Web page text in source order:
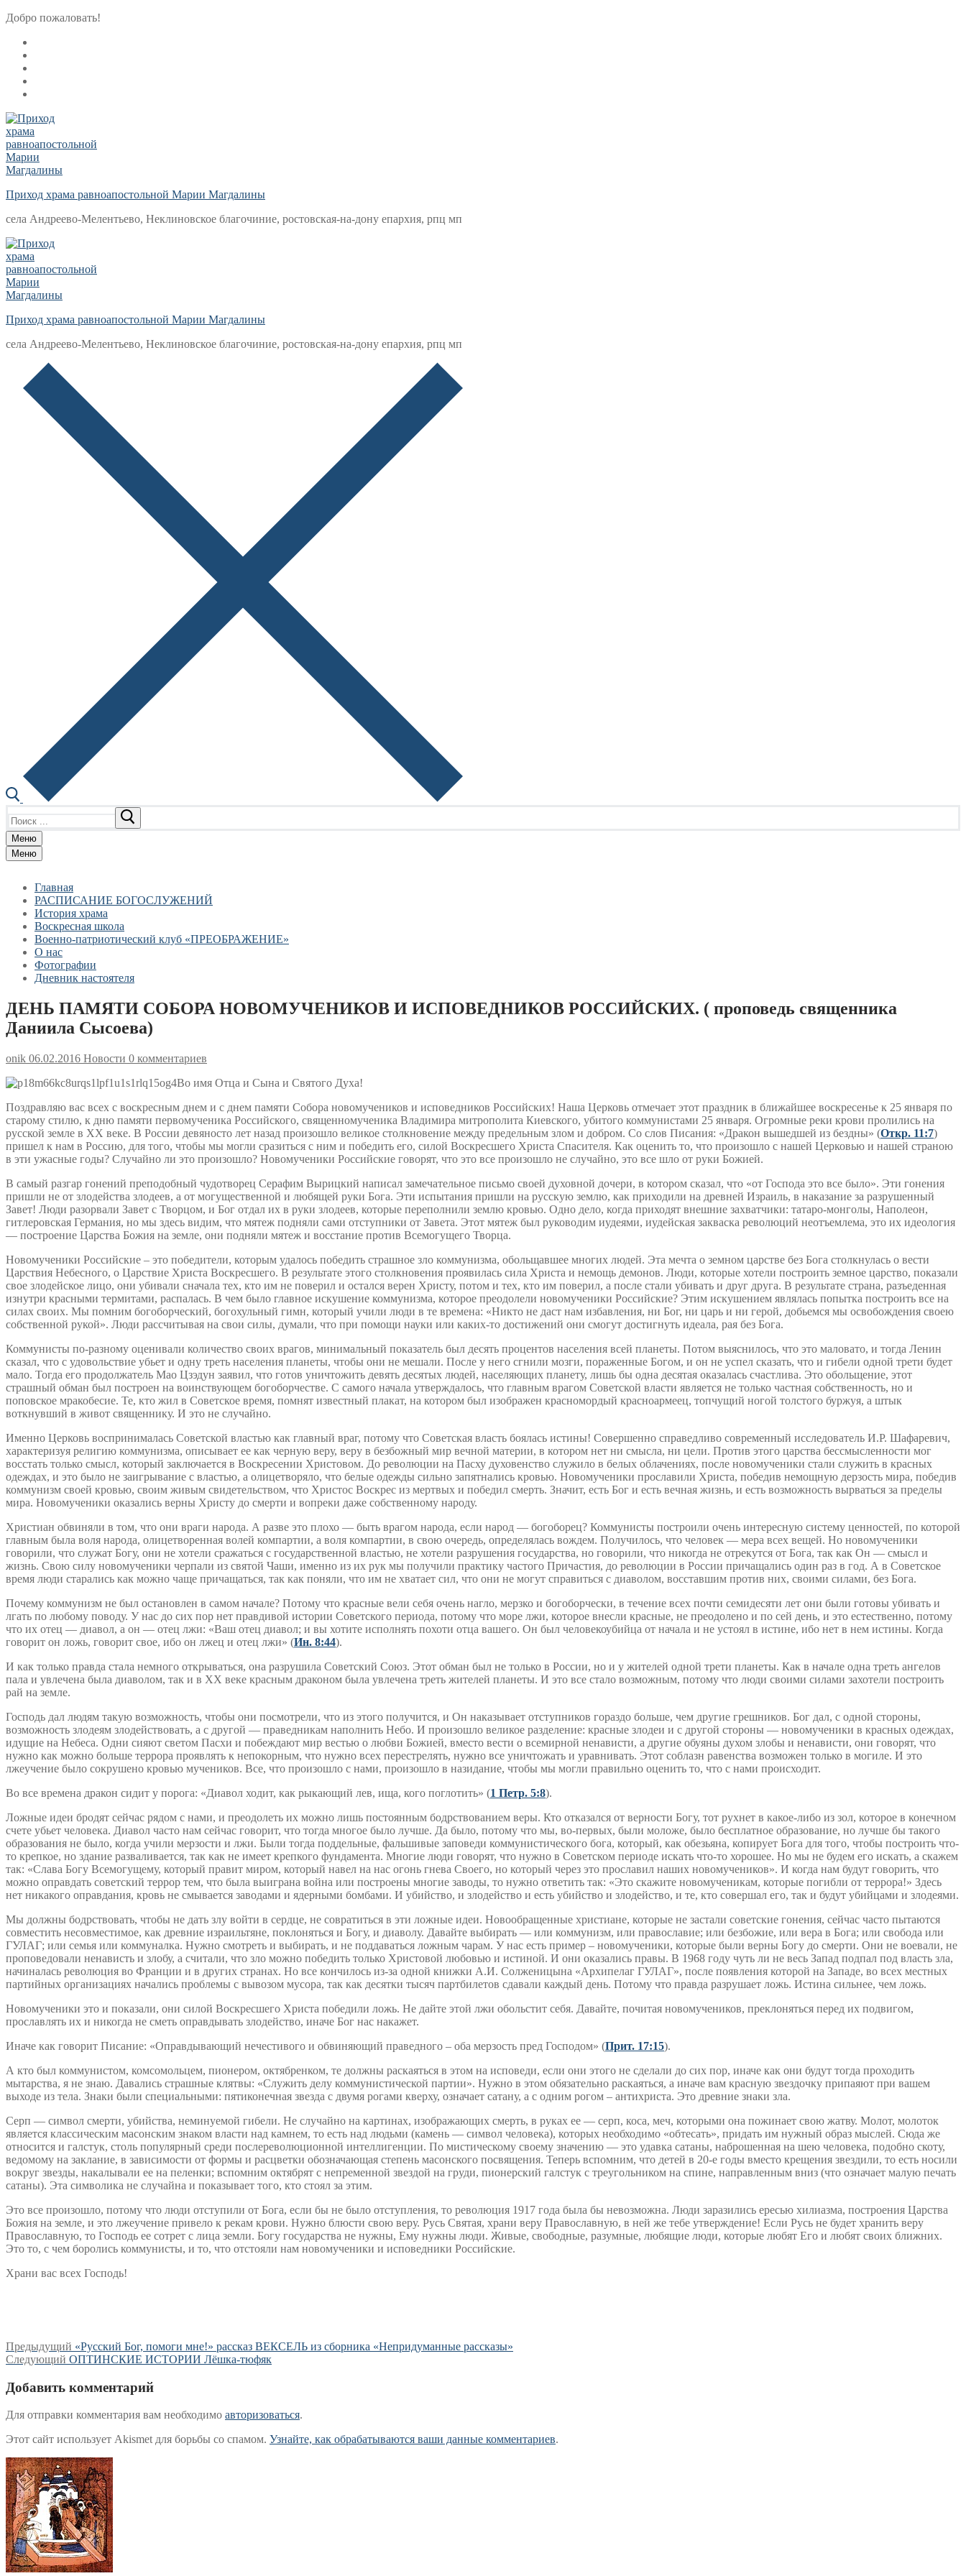
Перейти
содержимому
Меню
Закрыть
Добро пожаловать!
Приход храма равноапостольной Марии Магдалины
села Андреево-Мелентьево, Неклиновское благочиние, ростовская-на-дону епархия, рпц мп
Приход храма равноапостольной Марии Магдалины
села Андреево-Мелентьево, Неклиновское благочиние, ростовская-на-дону епархия, рпц мп
Меню
Меню
Главная
РАСПИСАНИЕ БОГОСЛУЖЕНИЙ
История храма
Воскресная школа
Военно-патриотический клуб «ПРЕОБРАЖЕНИЕ»
О нас
Фотографии
Дневник настоятеля
ДЕНЬ ПАМЯТИ СОБОРА НОВОМУЧЕНИКОВ И ИСПОВЕДНИКОВ РОССИЙСКИХ. ( проповедь священника
Даниила Сысоева)
onik 06.02.2016 Новости 0 комментариев
Во имя Отца и Сына и Святого Духа!
Поздравляю вас всех с воскресным днем и с днем памяти Собора новомучеников и исповедников Российских! Наша Церковь отмечает этот праздник в ближайшее воскресенье к 25 января по
старому стилю, к дню памяти первомученика Российского, священномученика Владимира митрополита Киевского, убитого коммунистами 25 января. Огромные реки крови пролились на
русской земле в XX веке. В России девяносто лет назад произошло великое столкновение между предельным злом и добром. Со слов Писания: «Дракон вышедшей из бездны» (Откр. 11:7)
пришел к нам в Россию, для того, чтобы мы могли сразиться с ним и победить его, силой Воскресшего Христа Спасителя. Как оценить то, что произошло с нашей Церковью и нашей страною
в эти ужасные годы? Случайно ли это произошло? Новомученики Российские говорят, что это все произошло не случайно, это все шло от руки Божией.
В самый разгар гонений преподобный чудотворец Серафим Вырицкий написал замечательное письмо своей духовной дочери, в котором сказал, что «от Господа это все было». Эти гонения
пришли не от злодейства злодеев, а от могущественной и любящей руки Бога. Эти испытания пришли на русскую землю, как приходили на древней Израиль, в наказание за разрушенный
Завет! Люди разорвали Завет с Творцом, и Бог отдал их в руки злодеев, которые переполнили землю кровью. Одно дело, когда приходят внешние захватчики: татаро-монголы, Наполеон,
гитлеровская Германия, но мы здесь видим, что мятеж подняли сами отступники от Завета. Этот мятеж был руководим иудеями, иудейская закваска революций неотъемлема, это их идеология
— построение Царства Божия на земле, они подняли мятеж и восстание против Всемогущего Творца.
Новомученики Российские – это победители, которым удалось победить страшное зло коммунизма, обольщавшее многих людей. Эта мечта о земном царстве без Бога столкнулась о вести
Царствия Небесного, о Царствие Христа Воскресшего. В результате этого столкновения проявилась сила Христа и немощь демонов. Люди, которые хотели построить земное царство, показали
свое злодейское лицо, они убивали сначала тех, кто им не поверил и остался верен Христу, потом и тех, кто им поверил, а после стали убивать и друг друга. В результате страна, разъеденная
изнутри красными термитами, распалась. В чем было главное искушение коммунизма, которое преодолели новомученики Российские? Этим искушением являлась попытка построить все на
силах своих. Мы помним богоборческий, богохульный гимн, который учили люди в те времена: «Никто не даст нам избавления, ни Бог, ни царь и ни герой, добьемся мы освобождения своею
собственной рукой». Люди рассчитывая на свои силы, думали, что при помощи науки или каких-то достижений они смогут достигнуть идеала, рая без Бога.
Коммунисты по-разному оценивали количество своих врагов, минимальный показатель был десять процентов населения всей планеты. Потом выяснилось, что это маловато, и тогда Ленин
сказал, что с удовольствие убьет и одну треть населения планеты, чтобы они не мешали. После у него сгнили мозги, пораженные Богом, и он не успел сказать, что и гибели одной трети будет
мало. Тогда его продолжатель Мао Цзэдун заявил, что готов уничтожить девять десятых людей, населяющих планету, лишь бы одна десятая оказалась счастлива. Это обольщение, этот
страшный обман был построен на воинствующем богоборчестве. С самого начала утверждалось, что главным врагом Советской власти является не только частная собственность, но и
поповское мракобесие. Те, кто жил в Советское время, помнят известный плакат, на котором был изображен красномордый красноармеец, топчущий ногой толстого буржуя, а штык
воткнувший в живот священнику. И это не случайно.
Именно Церковь воспринималась Советской властью как главный враг, потому что Советская власть боялась истины! Совершенно справедливо современный исследователь И.Р. Шафаревич,
характеризуя религию коммунизма, описывает ее как черную веру, веру в безбожный мир вечной материи, в котором нет ни смысла, ни цели. Против этого царства бессмысленности мог
восстать только смысл, который заключается в Воскресении Христовом. До революции на Пасху духовенство служило в белых облачениях, после новомученики стали служить в красных
одеждах, и это было не заигрывание с властью, а олицетворяло, что белые одежды сильно запятнались кровью. Новомученики прославили Христа, победив немощную дерзость мира, победив
коммунизм своей кровью, своим живым свидетельством, что Христос Воскрес из мертвых и победил смерть. Значит, есть Бог и есть вечная жизнь, и есть возможность вырваться за пределы
мира. Новомученики оказались верны Христу до смерти и вопреки даже собственному народу.
Христиан обвиняли в том, что они враги народа. А разве это плохо — быть врагом народа, если народ — богоборец? Коммунисты построили очень интересную систему ценностей, по которой
главным была воля народа, олицетворенная волей компартии, а воля компартии, в свою очередь, определялась вождем. Получилось, что человек — мера всех вещей. Но новомученики
говорили, что служат Богу, они не хотели сражаться с государственной властью, не хотели разрушения государства, но говорили, что никогда не отрекутся от Бога, так как Он — смысл и
жизнь. Свою силу новомученики черпали из святой Чаши, именно из их рук мы получили практику частого Причастия, до революции в России причащались один раз в год. А в Советское
время люди старались как можно чаще причащаться, так как поняли, что им не хватает сил, что они не могут справиться с диаволом, восставшим против них, своими силами, без Бога.
Почему коммунизм не был остановлен в самом начале? Потому что красные вели себя очень нагло, мерзко и богоборчески, в течение всех почти семидесяти лет они были готовы убивать и
лгать по любому поводу. У нас до сих пор нет правдивой истории Советского периода, потому что море лжи, которое внесли красные, не преодолено и по сей день, и это естественно, потому
что их отец — диавол, а он — отец лжи: «Ваш отец диавол; и вы хотите исполнять похоти отца вашего. Он был человекоубийца от начала и не устоял в истине, ибо нет в нем истины. Когда
говорит он ложь, говорит свое, ибо он лжец и отец лжи» (Ин. 8:44).
И как только правда стала немного открываться, она разрушила Советский Союз. Этот обман был не только в России, но и у жителей одной трети планеты. Как в начале одна треть ангелов
пала и увлечена была диаволом, так и в XX веке красным драконом была увлечена треть жителей планеты. И это все стало возможным, потому что люди своими силами захотели построить
рай на земле.
Господь дал людям такую возможность, чтобы они посмотрели, что из этого получится, и Он наказывает отступников гораздо больше, чем другие грешников. Бог дал, с одной стороны,
возможность злодеям злодействовать, а с другой — праведникам наполнить Небо. И произошло великое разделение: красные злодеи и с другой стороны — новомученики в красных одеждах,
идущие на Небеса. Одни сияют светом Пасхи и побеждают мир вестью о любви Божией, вместо вести о всемирной ненависти, а другие обуяны духом злобы и ненависти, они говорят, что
нужно как можно больше террора проявлять к непокорным, что нужно всех перестрелять, нужно все уничтожать и уравнивать. Этот соблазн равенства возможен только в могиле. И это
лжеучение было сокрушено кровью мучеников. Все, что произошло с нами, произошло в назидание, чтобы мы могли правильно оценить то, что с нами происходит.
Во все времена дракон сидит у порога: «Диавол ходит, как рыкающий лев, ища, кого поглотить» (1 Петр. 5:8).
Ложные идеи бродят сейчас рядом с нами, и преодолеть их можно лишь постоянным бодрствованием веры. Кто отказался от верности Богу, тот рухнет в какое-либо из зол, которое в конечном
счете убьет человека. Диавол часто нам сейчас говорит, что тогда многое было лучше. Да было, потому что мы, во-первых, были моложе, было бесплатное образование, но лучше бы такого
образования не было, когда учили мерзости и лжи. Были тогда поддельные, фальшивые заповеди коммунистического бога, который, как обезьяна, копирует Бога для того, чтобы построить что-
то крепкое, но здание разваливается, так как не имеет крепкого фундамента. Многие люди говорят, что нужно в Советском периоде искать что-то хорошее. Но мы не будем его искать, а скажем
так: «Слава Богу Всемогущему, который правит миром, который навел на нас огонь гнева Своего, но который через это прославил наших новомучеников». И когда нам будут говорить, что
можно оправдать советский террор тем, что была выиграна война или построены многие заводы, то нужно ответить так: «Это скажите новомученикам, которые погибли от террора!» Здесь
нет никакого оправдания, кровь не смывается заводами и ядерными бомбами. И убийство, и злодейство и есть убийство и злодейство, и те, кто совершал его, так и будут убийцами и злодеями.
Мы должны бодрствовать, чтобы не дать злу войти в сердце, не совратиться в эти ложные идеи. Новообращенные христиане, которые не застали советские гонения, сейчас часто пытаются
совместить несовместимое, как древние израильтяне, поклоняться и Богу, и диаволу. Давайте выбирать — или коммунизм, или православие; или безбожие, или вера в Бога; или свобода или
ГУЛАГ; или семья или коммуналка. Нужно смотреть и выбирать, и не поддаваться ложным чарам. У нас есть пример – новомученики, которые были верны Богу до смерти. Они не воевали, не
проповедовали ненависть и злобу, а считали, что зло можно победить только Христовой любовью и истиной. И они оказались правы. В 1968 году чуть ли не весь Запад подпал под власть зла,
начиналась революция во Франции и в других странах. Но все кончилось из-за одной книжки А.И. Солженицына «Архипелаг ГУЛАГ», после появления которой на Западе, во всех местных
партийных организациях начались проблемы с вывозом мусора, так как десятки тысяч партбилетов сдавали каждый день. Потому что правда разрушает ложь. Истина сильнее, чем ложь.
Новомученики это и показали, они силой Воскресшего Христа победили ложь. Не дайте этой лжи обольстит себя. Давайте, почитая новомучеников, преклоняться перед их подвигом,
прославлять их и никогда не сметь оправдывать злодейство, иначе Бог нас накажет.
Иначе как говорит Писание: «Оправдывающий нечестивого и обвиняющий праведного – оба мерзость пред Господом» (Прит. 17:15).
А кто был коммунистом, комсомольцем, пионером, октябренком, те должны раскаяться в этом на исповеди, если они этого не сделали до сих пор, иначе как они будут тогда проходить
мытарства, я не знаю. Давались страшные клятвы: «Служить делу коммунистической партии». Нужно в этом обязательно раскаяться, а иначе вам красную звездочку припаяют при вашем
выходе из тела. Знаки были специальными: пятиконечная звезда с двумя рогами кверху, означает сатану, а с одним рогом – антихриста. Это древние знаки зла.
Серп — символ смерти, убийства, неминуемой гибели. Не случайно на картинах, изображающих смерть, в руках ее — серп, коса, меч, которыми она пожинает свою жатву. Молот, молоток
является классическим масонским знаком власти над камнем, то есть над людьми (камень — символ человека), которых необходимо «обтесать», придать им нужный образ мыслей. Сюда же
относится и галстук, столь популярный среди послереволюционной интеллигенции. По мистическому своему значению — это удавка сатаны, наброшенная на шею человека, подобно скоту,
ведомому на заклание, в зависимости от формы и расцветки обозначающая степень масонского посвящения. Теперь вспомним, что детей в 20-е годы вместо крещения звездили, то есть носили
вокруг звезды, накалывали ее на пеленки; вспомним октябрят с непременной звездой на груди, пионерский галстук с треугольником на спине, направленным вниз (что означает малую печать
сатаны). Эта символика не случайна и показывает того, кто стоял за этим.
Это все произошло, потому что люди отступили от Бога, если бы не было отступления, то революция 1917 года была бы невозможна. Люди заразились ересью хилиазма, построения Царства
Божия на земле, и это лжеучение привело к рекам крови. Нужно блюсти свою веру. Русь Святая, храни веру Православную, в ней же тебе утверждение! Если Русь не будет хранить веру
Православную, то Господь ее сотрет с лица земли. Богу государства не нужны, Ему нужны люди. Живые, свободные, разумные, любящие люди, которые любят Его и любят своих ближних.
Это то, с чем боролись коммунисты, и то, что отстояли нам новомученики и исповедники Российские.
Храни вас всех Господь!
Навигация
по
записям
Предыдущий Предыдущая
запись:
«Русский Бог, помоги мне!» рассказ ВЕКСЕЛЬ из сборника «Непридуманные рассказы»
Следующий Следующая
ОПТИНСКИЕ ИСТОРИИ Лёшка-тюфяк
Добавить комментарий
Для отправки комментария вам необходимо авторизоваться.
Этот сайт использует Akismet для борьбы со спамом. Узнайте, как обрабатываются ваши данные комментариев.